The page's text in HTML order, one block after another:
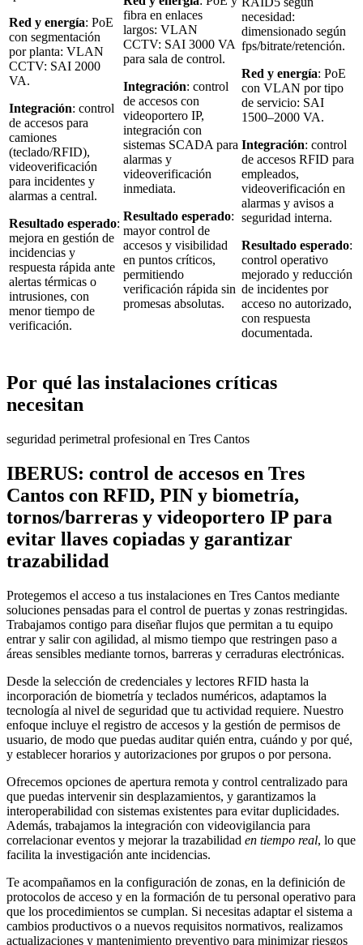
Red y energía: PoE
con segmentación
por planta: VLAN
CCTV: SAI 2000
VA.
Integración: control
de accesos para
camiones
(teclado/RFID),
videoverificación
para incidentes y
alarmas a central.
Resultado esperado:
mejora en gestión de
incidencias y
respuesta rápida ante
alertas térmicas o
intrusiones, con
menor tiempo de
verificación.
fibra en enlaces
largos: VLAN
CCTV: SAI 3000 VA
para sala de control.
Integración: control
de accesos con
videoportero IP,
integración con
sistemas SCADA para
alarmas y
videoverificación
inmediata.
Resultado esperado:
mayor control de
accesos y visibilidad
en puntos críticos,
permitiendo
verificación rápida sin
promesas absolutas.
necesidad:
dimensionado según
fps/bitrate/retención.
Red y energía: PoE
con VLAN por tipo
de servicio: SAI
1500–2000 VA.
Integración: control
de accesos RFID para
empleados,
videoverificación en
alarmas y avisos a
seguridad interna.
Resultado esperado:
control operativo
mejorado y reducción
de incidentes por
acceso no autorizado,
con respuesta
documentada.
Por qué las instalaciones críticas
necesitan
seguridad perimetral profesional en Tres Cantos
IBERUS: control de accesos en Tres
Cantos con RFID, PIN y biometría,
tornos/barreras y videoportero IP para
evitar llaves copiadas y garantizar
trazabilidad
Protegemos el acceso a tus instalaciones en Tres Cantos mediante
soluciones pensadas para el control de puertas y zonas restringidas.
Trabajamos contigo para diseñar flujos que permitan a tu equipo
entrar y salir con agilidad, al mismo tiempo que restringen paso a
áreas sensibles mediante tornos, barreras y cerraduras electrónicas.
Desde la selección de credenciales y lectores RFID hasta la
incorporación de biometría y teclados numéricos, adaptamos la
tecnología al nivel de seguridad que tu actividad requiere. Nuestro
enfoque incluye el registro de accesos y la gestión de permisos de
usuario, de modo que puedas auditar quién entra, cuándo y por qué,
y establecer horarios y autorizaciones por grupos o por persona.
Ofrecemos opciones de apertura remota y control centralizado para
que puedas intervenir sin desplazamientos, y garantizamos la
interoperabilidad con sistemas existentes para evitar duplicidades.
Además, trabajamos la integración con videovigilancia para
correlacionar eventos y mejorar la trazabilidad en tiempo real, lo que
facilita la investigación ante incidencias.
Te acompañamos en la configuración de zonas, en la definición de
protocolos de acceso y en la formación de tu personal operativo para
que los procedimientos se cumplan. Si necesitas adaptar el sistema a
cambios productivos o a nuevos requisitos normativos, realizamos
actualizaciones y mantenimiento preventivo para minimizar riesgos